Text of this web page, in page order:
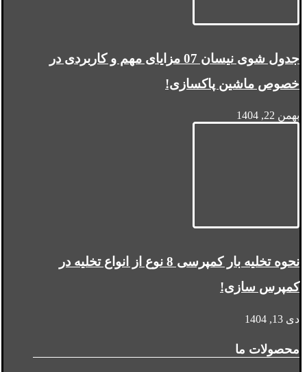
جدول شوی نیسان 07 مزایای مهم و کاربردی در
خصوص ماشین پاکسازی!
بهمن 22, 1404
نحوه تخلیه بار کمپرسی 8 نوع از انواع تخلیه در
کمپرس سازی!
دی 13, 1404
محصولات ما